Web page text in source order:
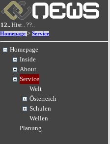
12..Hist..??..
Homepage > Service
Homepage
Inside
About
Service
Welt
Österreich
Schulen
Wellen
Planung